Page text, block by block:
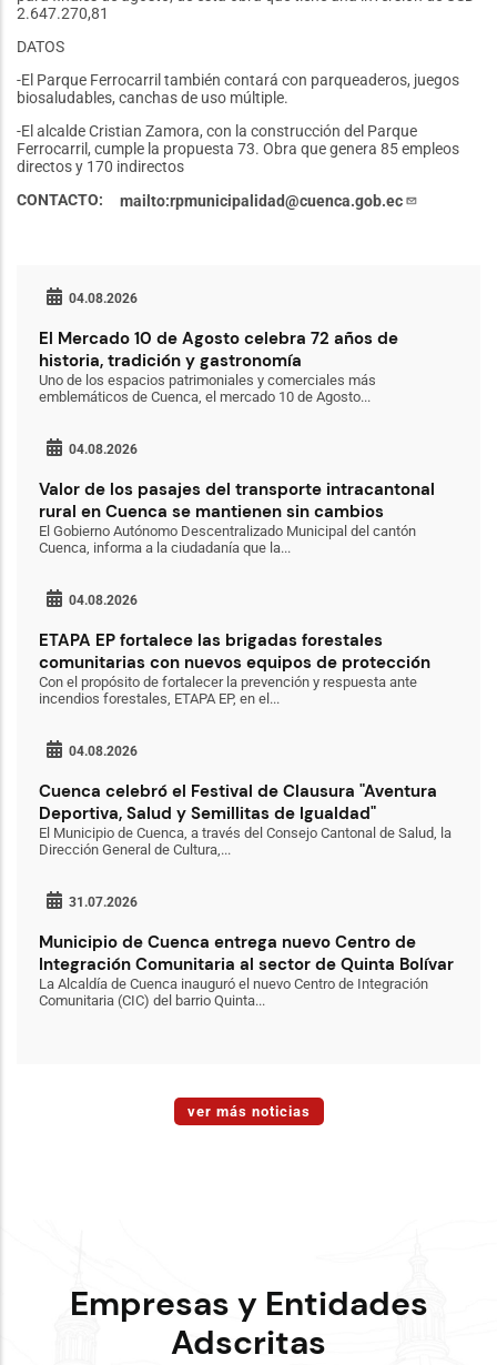
2.647.270,81
DATOS
-El Parque Ferrocarril también contará con parqueaderos, juegos
biosaludables, canchas de uso múltiple.
-El alcalde Cristian Zamora, con la construcción del Parque
Ferrocarril, cumple la propuesta 73. Obra que genera 85 empleos
directos y 170 indirectos
CONTACTO
mailto:rpmunicipalidad@cuenca.gob.ec
04.08.2026
El Mercado 10 de Agosto celebra 72 años de
historia, tradición y gastronomía
Uno de los espacios patrimoniales y comerciales más
emblemáticos de Cuenca, el mercado 10 de Agosto...
04.08.2026
Valor de los pasajes del transporte intracantonal
rural en Cuenca se mantienen sin cambios
El Gobierno Autónomo Descentralizado Municipal del cantón
Cuenca, informa a la ciudadanía que la...
04.08.2026
ETAPA EP fortalece las brigadas forestales
comunitarias con nuevos equipos de protección
Con el propósito de fortalecer la prevención y respuesta ante
incendios forestales, ETAPA EP, en el...
04.08.2026
Cuenca celebró el Festival de Clausura "Aventura
Deportiva, Salud y Semillitas de Igualdad"
El Municipio de Cuenca, a través del Consejo Cantonal de Salud, la
Dirección General de Cultura,...
31.07.2026
Municipio de Cuenca entrega nuevo Centro de
Integración Comunitaria al sector de Quinta Bolívar
La Alcaldía de Cuenca inauguró el nuevo Centro de Integración
Comunitaria (CIC) del barrio Quinta...
ver más noticias
Empresas y Entidades
Adscritas